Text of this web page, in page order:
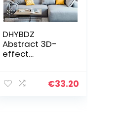
DHYBDZ
Abstract 3D-
effect
wereldkaart
€33.20